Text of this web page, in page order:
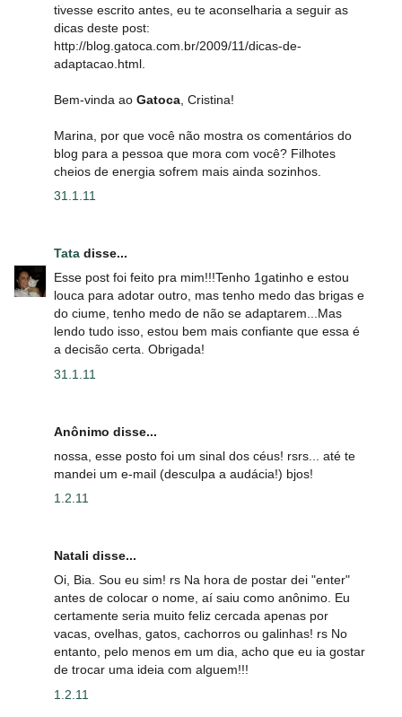
tivesse escrito antes, eu te aconselharia a seguir as
dicas deste post:
http://blog.gatoca.com.br/2009/11/dicas-de-
adaptacao.html.
Bem-vinda ao Gatoca , Cristina!
Marina, por que você não mostra os comentários do
blog para a pessoa que mora com você? Filhotes
cheios de energia sofrem mais ainda sozinhos.
31.1.11
Tata disse...
Esse post foi feito pra mim!!!Tenho 1gatinho e estou
louca para adotar outro, mas tenho medo das brigas e
do ciume, tenho medo de não se adaptarem...Mas
lendo tudo isso, estou bem mais confiante que essa é
a decisão certa. Obrigada!
31.1.11
Anônimo disse...
nossa, esse posto foi um sinal dos céus! rsrs... até te
mandei um e-mail (desculpa a audácia!) bjos!
1.2.11
Natali disse...
Oi, Bia. Sou eu sim! rs Na hora de postar dei "enter"
antes de colocar o nome, aí saiu como anônimo. Eu
certamente seria muito feliz cercada apenas por
vacas, ovelhas, gatos, cachorros ou galinhas! rs No
entanto, pelo menos em um dia, acho que eu ia gostar
de trocar uma ideia com alguem!!!
1.2.11